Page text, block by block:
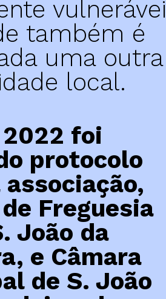
também é
uma outra
local.
2022 foi
protocolo
Freguesia
João da
e Câmara
de S. João